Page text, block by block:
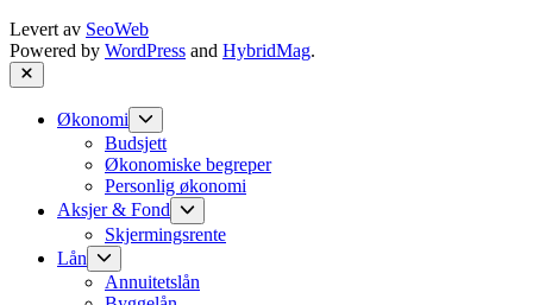
Levert av SeoWeb
Powered by WordPress and HybridMag.
Close
Økonomi
sub
menu
Budsjett
Økonomiske begreper
Personlig økonomi
Aksjer & Fond
Show
sub
menu
Skjermingsrente
Lån
sub
menu
Annuitetslån